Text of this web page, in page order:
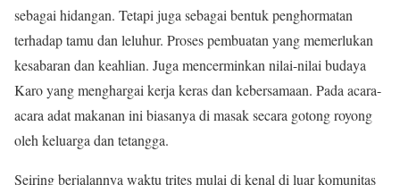
sebagai hidangan. Tetapi juga sebagai bentuk penghormatan
terhadap tamu dan leluhur. Proses pembuatan yang memerlukan
kesabaran dan keahlian. Juga mencerminkan nilai-nilai budaya
Karo yang menghargai kerja keras dan kebersamaan. Pada acara-
acara adat makanan ini biasanya di masak secara gotong royong
oleh keluarga dan tetangga.
Seiring berjalannya waktu trites mulai di kenal di luar komunitas